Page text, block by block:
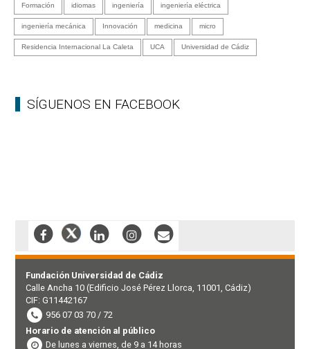
Formación idiomas ingeniería ingeniería eléctrica
ingeniería mecánica Innovación medicina micro
Residencia Internacional La Caleta UCA Universidad de Cádiz
SÍGUENOS EN FACEBOOK
Fundación Universidad de Cádiz
Calle Ancha 10 (Edificio José Pérez Llorca, 11001, Cádiz)
CIF: G11442167
956 07 03 70 / 72
Horario de atención al público
De lunes a viernes, de 9 a 14 horas